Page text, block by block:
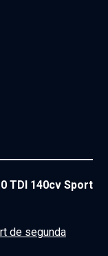
TDI 140cv Sport
de segunda